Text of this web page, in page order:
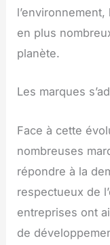
en plus
planète.
Les marques
Face à cette
nombreuses
répondre à la
respectueux de
entreprises ont
de